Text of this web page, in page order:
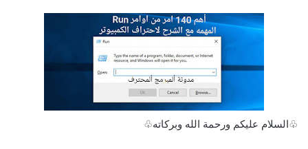
♧السلام عليكم ورحمة الله وبركاته♧